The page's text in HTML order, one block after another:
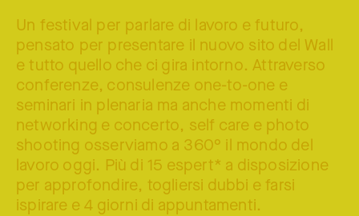
Un festival per parlare di lavoro e futuro,
pensato per presentare il nuovo sito del Wall
e tutto quello che ci gira intorno. Attraverso
conferenze, consulenze one-to-one e
seminari in plenaria ma anche momenti di
networking e concerto, self care e photo
shooting osserviamo a 360° il mondo del
lavoro oggi. Più di 15 espert* a disposizione
per approfondire, togliersi dubbi e farsi
ispirare e 4 giorni di appuntamenti.